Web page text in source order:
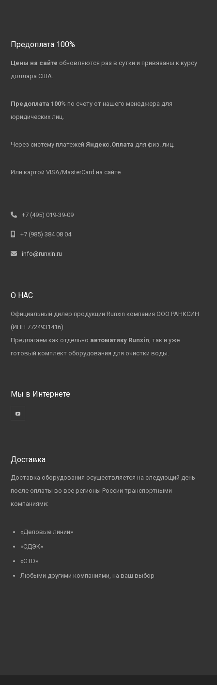
Предоплата 100%
Цены на сайте обновляются раз в сутки и привязаны к курсу
доллара США.
Предоплата 100% по счету от нашего менеджера для
юридических лиц.
Через систему платежей Яндекс.Оплата для физ. лиц.
Или картой VISA/MasterCard на сайте
+7 (495) 019-39-09
+7 (985) 384 08 04
info@runxin.ru
О НАС
Официальный дилер продукции Runxin компания ООО РАНКСИН
(ИНН 7724931416)
Предлагаем как отдельно автоматику Runxin , так и уже
готовый комплект оборудования для очистки воды.
Мы в Интернете
Доставка
Доставка оборудования осуществляется на следующий день
после оплаты во все регионы России транспортными
компаниями:
«Деловые линии»
«СДЭК»
«GTD»
Любыми другими компаниями, на ваш выбор